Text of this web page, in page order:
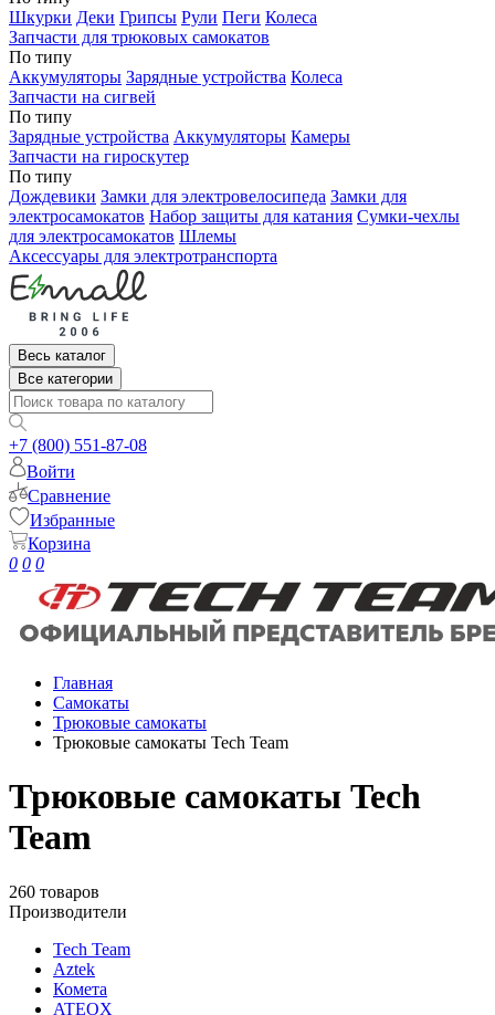
Шкурки Деки Грипсы Рули Пеги Колеса
Запчасти для трюковых самокатов
По типу
Аккумуляторы Зарядные устройства Колеса
Запчасти на сигвей
По типу
Зарядные устройства Аккумуляторы Камеры
Запчасти на гироскутер
По типу
Дождевики Замки для электровелосипеда Замки для
электросамокатов Набор защиты для катания Сумки-чехлы
для электросамокатов Шлемы
Аксессуары для электротранспорта
Весь каталог
Все категории
+7 (800) 551-87-08
Войти
Сравнение
Избранные
Корзина
0 0 0
Главная
Самокаты
Трюковые самокаты
Трюковые самокаты Tech Team
Трюковые самокаты Tech
Team
260 товаров
Производители
Tech Team
Aztek
Комета
ATEOX